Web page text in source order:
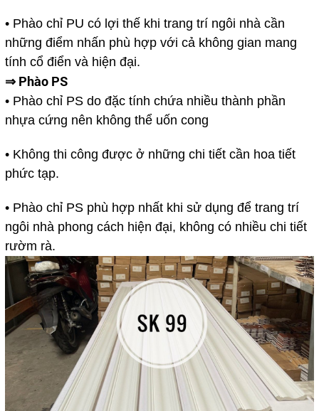
• Phào chỉ PU có lợi thế khi trang trí ngôi nhà cần
những điểm nhấn phù hợp với cả không gian mang
tính cổ điển và hiện đại.
⇒ Phào PS
• Phào chỉ PS do đặc tính chứa nhiều thành phần
nhựa cứng nên không thể uốn cong
• Không thi công được ở những chi tiết cần hoa tiết
phức tạp.
• Phào chỉ PS phù hợp nhất khi sử dụng để trang trí
ngôi nhà phong cách hiện đại, không có nhiều chi tiết
rườm rà.